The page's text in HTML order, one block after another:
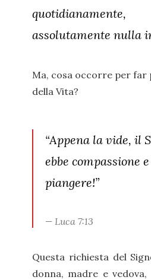
assolutamente nulla
Ma, cosa occorre per far
della Vita?
“Appena la vide, il
ebbe compassione
piangere!”
Luca 7:13
Questa richiesta del
donna, madre e